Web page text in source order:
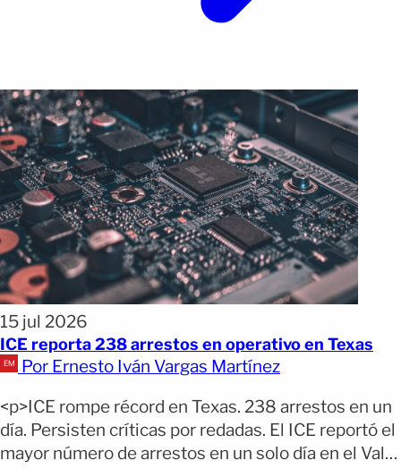
15 jul 2026
ICE reporta 238 arrestos en operativo en Texas
Por Ernesto Iván Vargas Martínez
<p>ICE rompe récord en Texas. 238 arrestos en un
día. Persisten críticas por redadas. El ICE reportó el
mayor número de arrestos en un solo día en el Valle